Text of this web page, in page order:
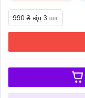
990 ₴ від 3 шт.